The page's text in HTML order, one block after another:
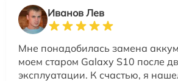
Иванов Лев
Мне понадобилась замена
моем старом Galaxy S10 после
эксплуатации. К счастью, я